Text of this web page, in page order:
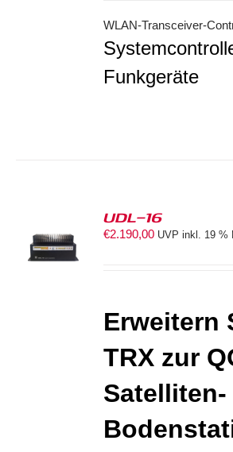
WLAN-Transceiver-
Funkgeräte
UDL-16
€2.190,00 UVP inkl. 19 %
Erweitern
TRX zur
Satelliten-